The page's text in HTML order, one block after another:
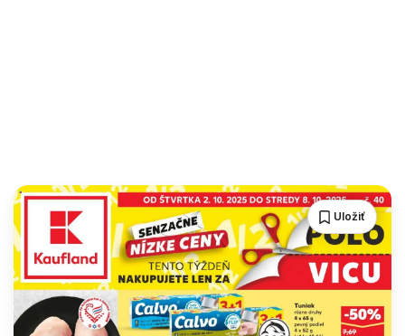
Uložiť